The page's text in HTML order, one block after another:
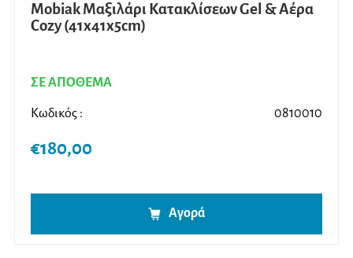
Mobiak Μαξιλάρι Κατακλίσεων Gel & Αέρα
Cozy (41x41x5cm)
ΣΕ ΑΠΟΘΕΜΑ
Κωδικός : 0810010
€180,00
Αγορά